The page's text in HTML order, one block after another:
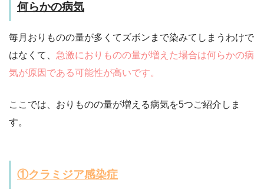
何らかの病気
毎月おりものの量が多くてズボンまで染みてしまうわけで
はなくて、 急激におりものの量が増えた場合は何らかの病
気が原因である可能性が高いです。
ここでは、おりものの量が増える病気を5つご紹介しま
す。
①クラミジア感染症